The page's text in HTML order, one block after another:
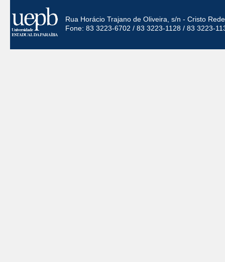
Rua Horácio Trajano de Oliveira, s/n - Cristo
Fone: 83 3223-6702 / 83 3223-1128 / 83 3223-